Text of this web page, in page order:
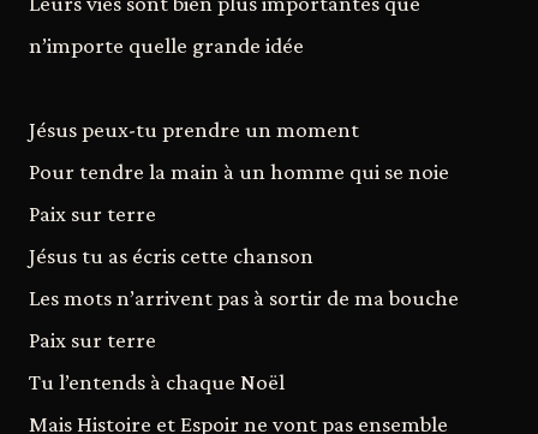
n’importe quelle grande idée
Jésus peux-tu prendre un moment
Pour tendre la main à un homme qui se noie
Paix sur terre
Jésus tu as écris cette chanson
Les mots n’arrivent pas à sortir de ma bouche
Paix sur terre
Tu l’entends à chaque Noël
Mais Histoire et Espoir ne vont pas ensemble